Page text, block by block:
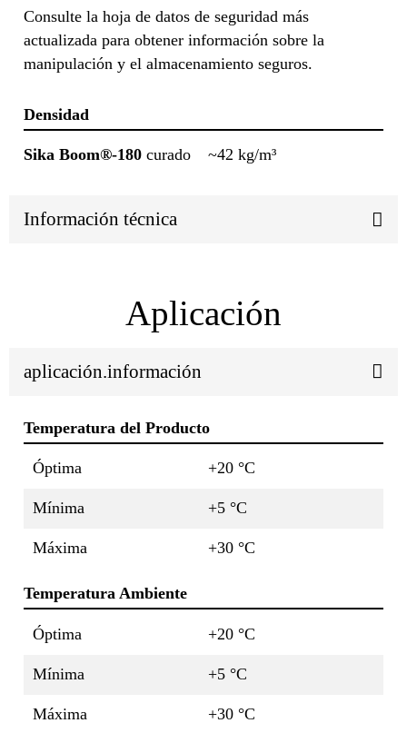
Consulte la hoja de datos de seguridad más
actualizada para obtener información sobre la
manipulación y el almacenamiento seguros.
Densidad
Sika Boom®-180 curado ~42 kg/m³
Información técnica
Aplicación
aplicación.información
Temperatura del Producto
Óptima +20 °C
Mínima +5 °C
Máxima +30 °C
Temperatura Ambiente
Óptima +20 °C
Mínima +5 °C
Máxima +30 °C